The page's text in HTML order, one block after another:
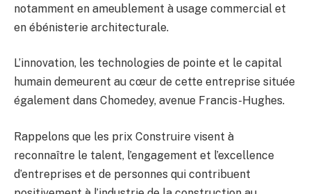
notamment en ameublement à usage commercial et
en ébénisterie architecturale.
L’innovation, les technologies de pointe et le capital
humain demeurent au cœur de cette entreprise située
également dans Chomedey, avenue Francis-Hughes.
Rappelons que les prix Construire visent à
reconnaître le talent, l’engagement et l’excellence
d’entreprises et de personnes qui contribuent